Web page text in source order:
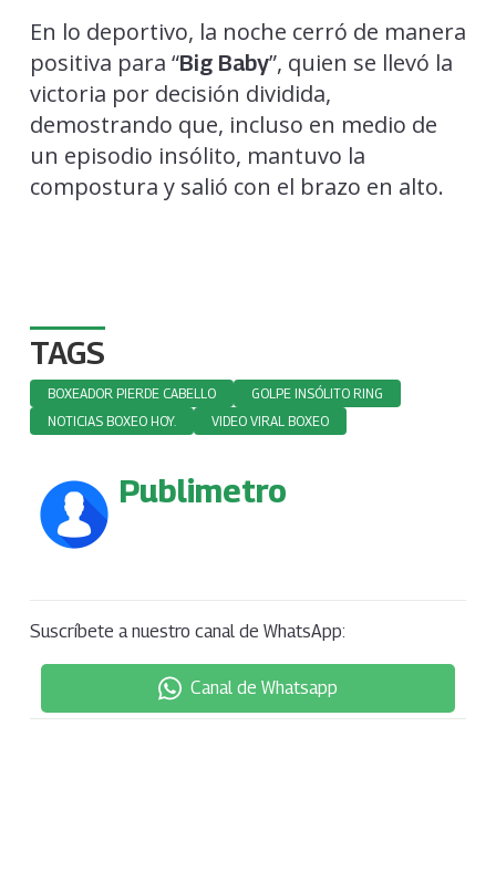
En lo deportivo, la noche cerró de manera
positiva para “Big Baby”, quien se llevó la
victoria por decisión dividida,
demostrando que, incluso en medio de
un episodio insólito, mantuvo la
compostura y salió con el brazo en alto.
TAGS
BOXEADOR PIERDE CABELLO
GOLPE INSÓLITO RING
NOTICIAS BOXEO HOY.
VIDEO VIRAL BOXEO
Publimetro
Suscríbete a nuestro canal de WhatsApp:
Canal de Whatsapp